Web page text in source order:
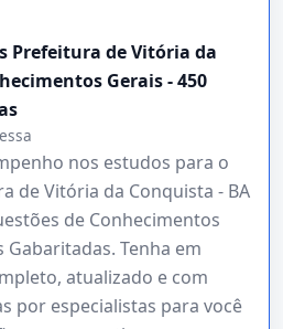
Prefeitura de Vitória da
Gerais - 450
nos estudos para o
de Vitória da Conquista - BA
de Conhecimentos
Gabaritadas. Tenha em
atualizado e com
por especialistas para você